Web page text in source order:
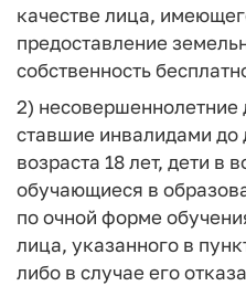
качестве лица,
предоставление
собственность
2) несовершеннолетние
ставшие инвалидами до
возраста 18 лет, дети в
обучающиеся в
по очной форме
лица, указанного в
либо в случае его